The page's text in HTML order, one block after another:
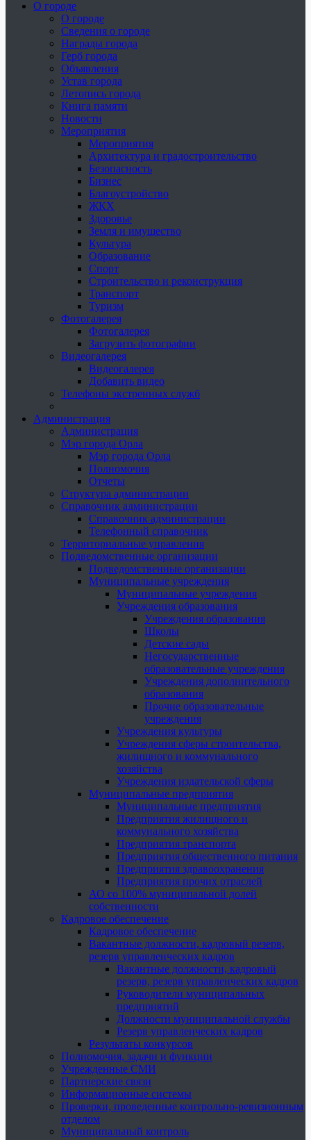
О городе
О городе
Сведения о городе
Награды города
Герб города
Объявления
Устав города
Летопись города
Книга памяти
Новости
Мероприятия
Мероприятия
Архитектура и градостроительство
Безопасность
Бизнес
Благоустройство
ЖКХ
Здоровье
Земля и имущество
Культура
Образование
Спорт
Строительство и реконструкция
Транспорт
Туризм
Фотогалерея
Фотогалерея
Загрузить фотографии
Видеогалерея
Видеогалерея
Добавить видео
Телефоны экстренных служб
Администрация
Администрация
Мэр города Орла
Мэр города Орла
Полномочия
Отчеты
Структура администрации
Справочник администрации
Справочник администрации
Телефонный справочник
Территориальные управления
Подведомственные организации
Подведомственные организации
Муниципальные учреждения
Муниципальные учреждения
Учреждения образования
Учреждения образования
Школы
Детские сады
Негосударственные
образовательные учреждения
Учреждения дополнительного
образования
Прочие образовательные
учреждения
Учреждения культуры
Учреждения сферы строительства,
жилищного и коммунального
хозяйства
Учреждения издательской сферы
Муниципальные предприятия
Муниципальные предприятия
Предприятия жилищного и
коммунального хозяйства
Предприятия транспорта
Предприятия общественного питания
Предприятия здравоохранения
Предприятия прочих отраслей
АО со 100% муниципальной долей
собственности
Кадровое обеспечение
Кадровое обеспечение
Вакантные должности, кадровый резерв,
резерв управленческих кадров
Вакантные должности, кадровый
резерв, резерв управленческих кадров
Руководители муниципальных
предприятий
Должности муниципальной службы
Резерв управленческих кадров
Результаты конкурсов
Полномочия, задачи и функции
Учрежденные СМИ
Партнерские связи
Информационные системы
Проверки, проведенные контрольно-ревизионным
отделом
Муниципальный контроль